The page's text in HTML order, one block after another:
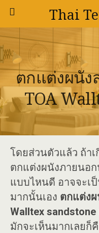
Thai
ตกแต่งผนัง
TOA
โดยส่วนตัวแล้ว ถ้า
ตกแต่งผนังภายนอ
แบบไหนดี อาจจะเ
มากนั้นเอง ตกแต่งผ
Walltex sandstone
มักจะเห็นมากเลยก็